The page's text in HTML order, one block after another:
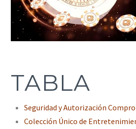
TABLA
Seguridad y Autorización
Colección Único de